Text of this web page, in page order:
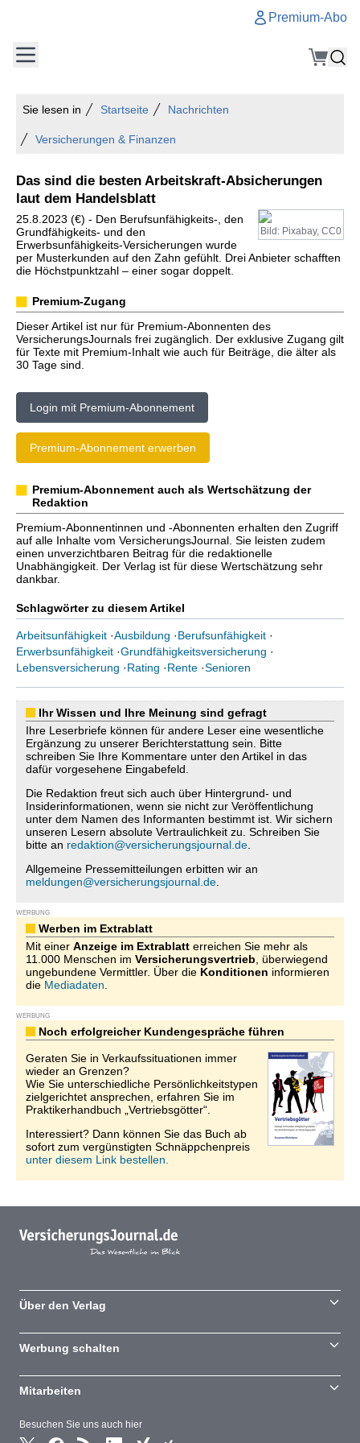
Premium-Abo
Sie lesen in Startseite Nachrichten
Versicherungen & Finanzen
Das sind die besten Arbeitskraft-Absicherungen
laut dem Handelsblatt
Bild: Pixabay, CC0
25.8.2023 (€) - Den Berufsunfähigkeits-, den
Grundfähigkeits- und den
Erwerbsunfähigkeits-Versicherungen wurde
per Musterkunden auf den Zahn gefühlt. Drei Anbieter schafften
die Höchstpunktzahl – einer sogar doppelt.
Premium-Zugang
Dieser Artikel ist nur für Premium-Abonnenten des
VersicherungsJournals frei zugänglich. Der exklusive Zugang gilt
für Texte mit Premium-Inhalt wie auch für Beiträge, die älter als
30 Tage sind.
Login mit Premium-Abonnement
Premium-Abonnement erwerben
Premium-Abonnement auch als Wertschätzung der
Redaktion
Premium-Abonnentinnen und -Abonnenten erhalten den Zugriff
auf alle Inhalte vom VersicherungsJournal. Sie leisten zudem
einen unverzichtbaren Beitrag für die redaktionelle
Unabhängigkeit. Der Verlag ist für diese Wertschätzung sehr
dankbar.
Schlagwörter zu diesem Artikel
Arbeitsunfähigkeit ·Ausbildung ·Berufsunfähigkeit ·
Erwerbsunfähigkeit ·Grundfähigkeitsversicherung ·
Lebensversicherung ·Rating ·Rente ·Senioren
Ihr Wissen und Ihre Meinung sind gefragt
Ihre Leserbriefe können für andere Leser eine wesentliche
Ergänzung zu unserer Berichterstattung sein. Bitte
schreiben Sie Ihre Kommentare unter den Artikel in das
dafür vorgesehene Eingabefeld.
Die Redaktion freut sich auch über Hintergrund- und
Insiderinformationen, wenn sie nicht zur Veröffentlichung
unter dem Namen des Informanten bestimmt ist. Wir sichern
unseren Lesern absolute Vertraulichkeit zu. Schreiben Sie
bitte an redaktion@versicherungsjournal.de
Allgemeine Pressemitteilungen erbitten wir an
meldungen@versicherungsjournal.de
WERBUNG
Werben im Extrablatt
Mit einer Anzeige im Extrablatt erreichen Sie mehr als
11.000 Menschen im Versicherungsvertrieb , überwiegend
ungebundene Vermittler. Über die Konditionen informieren
die Mediadaten
WERBUNG
Noch erfolgreicher Kundengespräche führen
Geraten Sie in Verkaufssituationen immer
wieder an Grenzen?
Wie Sie unterschiedliche Persönlichkeitstypen
zielgerichtet ansprechen, erfahren Sie im
Praktikerhandbuch „Vertriebsgötter“.
Interessiert? Dann können Sie das Buch ab
sofort zum vergünstigten Schnäppchenpreis
unter diesem Link bestellen.
Besuchen Sie uns auch hier
Über den Verlag
Werbung schalten
Mitarbeiten